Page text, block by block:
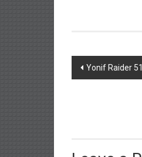
Post
Yonif Raider